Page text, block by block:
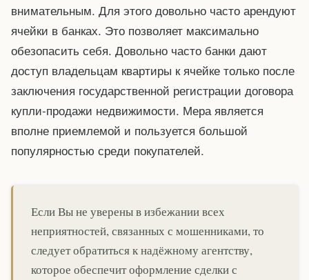
внимательным. Для этого довольно часто арендуют
ячейки в банках. Это позволяет максимально
обезопасить себя. Довольно часто банки дают
доступ владельцам квартиры к ячейке только после
заключения государственной регистрации договора
купли-продажи недвижимости. Мера является
вполне приемлемой и пользуется большой
популярностью среди покупателей.
Если Вы не уверены в избежании всех
неприятностей, связанных с мошенниками, то
следует обратиться к надёжному агентству,
которое обеспечит оформление сделки с